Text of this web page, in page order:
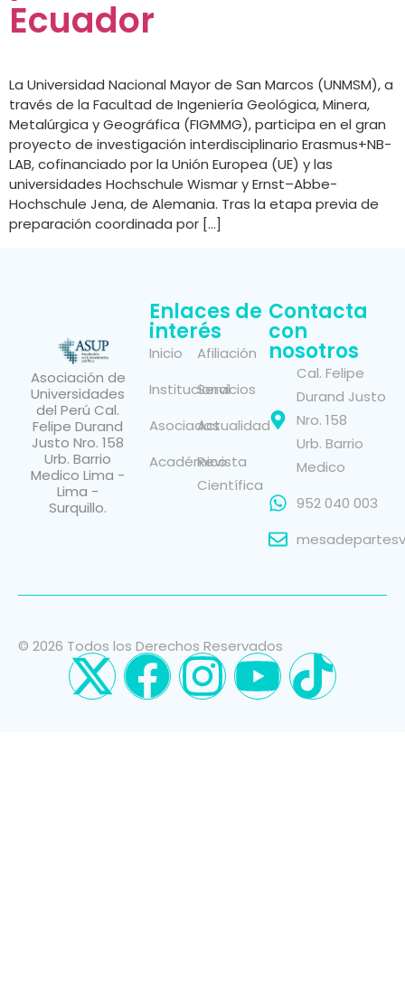
Ecuador
La Universidad Nacional Mayor de San Marcos (UNMSM), a
través de la Facultad de Ingeniería Geológica, Minera,
Metalúrgica y Geográfica (FIGMMG), participa en el gran
proyecto de investigación interdisciplinario Erasmus+NB-
LAB, cofinanciado por la Unión Europea (UE) y las
universidades Hochschule Wismar y Ernst–Abbe-
Hochschule Jena, de Alemania. Tras la etapa previa de
preparación coordinada por […]
Asociación de
Universidades
del Perú Cal.
Felipe Durand
Justo Nro. 158
Urb. Barrio
Medico Lima -
Lima -
Surquillo.
Enlaces de
interés
Inicio
Institucional
Asociados
Académico
Afiliación
Servicios
Actualidad
Revista
Científica
Contacta
con
nosotros
Cal. Felipe
Durand Justo
Nro. 158
Urb. Barrio
Medico
952 040 003
© 2026 Todos los Derechos Reservados